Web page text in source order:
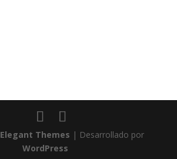
Elegant Themes | Desarrollado por
WordPress